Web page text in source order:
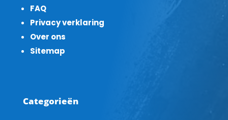
FAQ
Privacy verklaring
Over ons
Sitemap
Categorieën